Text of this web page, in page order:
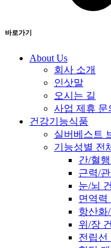
바로가기
About Us
회사 소개
인삿말
오시는 길
사업 제휴 문
건강기능식품
실버베스트
기능성별 전
간/혈
근력/
눈/뇌
면역력
항산화
위/장
전립선